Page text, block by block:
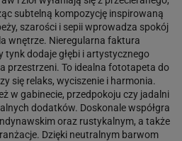
subtelną kompozycję inspirowaną
szarości i sepii wprowadza spokój
wnętrze. Nieregularna faktura
dodaje głębi i artystycznego
przestrzeni. To idealna fototapeta do
się relaks, wyciszenie i harmonia.
w gabinecie, przedpokoju czy jadalni
dodatków. Doskonale współgra
oraz rustykalnym, a także
Dzięki neutralnym barwom